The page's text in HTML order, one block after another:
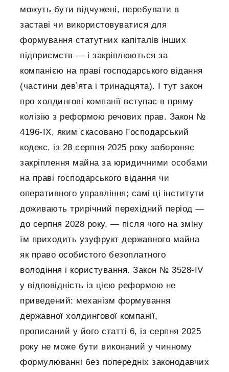
можуть бути відчужені, перебувати в
заставі чи використовуватися для
формування статутних капіталів інших
підприємств — і закріплюються за
компанією на праві господарського відання
(частини девʼята і тринадцята). І тут закон
про холдингові компанії вступає в пряму
колізію з реформою речових прав. Закон №
4196-IX, яким скасовано Господарський
кодекс, із 28 серпня 2025 року забороняє
закріплення майна за юридичними особами
на праві господарського відання чи
оперативного управління; самі ці інститути
доживають трирічний перехідний період —
до серпня 2028 року, — після чого на зміну
їм приходить узуфрукт державного майна
як право особистого безоплатного
володіння і користування. Закон № 3528-IV
у відповідність із цією реформою не
приведений: механізм формування
державної холдингової компанії,
прописаний у його статті 6, із серпня 2025
року не може бути виконаний у чинному
формулюванні без попередніх законодавчих